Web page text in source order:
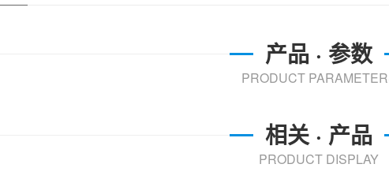
产品 · 参数
PRODUCT
相关 · 产品
PRODUCT DISPLAY